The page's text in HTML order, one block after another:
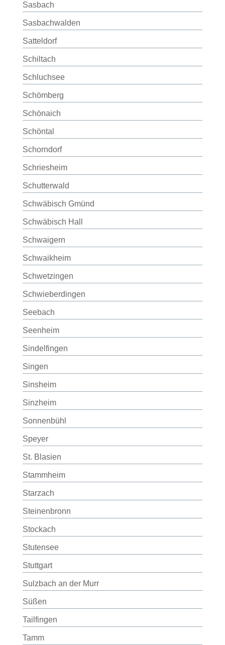
Sasbach
Sasbachwalden
Satteldorf
Schiltach
Schluchsee
Schömberg
Schönaich
Schöntal
Schorndorf
Schriesheim
Schutterwald
Schwäbisch Gmünd
Schwäbisch Hall
Schwaigern
Schwaikheim
Schwetzingen
Schwieberdingen
Seebach
Seenheim
Sindelfingen
Singen
Sinsheim
Sinzheim
Sonnenbühl
Speyer
St. Blasien
Stammheim
Starzach
Steinenbronn
Stockach
Stutensee
Stuttgart
Sulzbach an der Murr
Süßen
Tailfingen
Tamm